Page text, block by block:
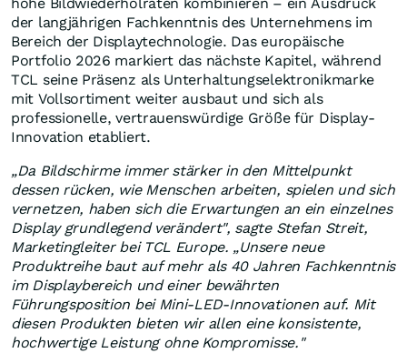
der langjährigen Fachkenntnis des Unternehmens im
Bereich der Displaytechnologie. Das europäische
Portfolio 2026 markiert das nächste Kapitel, während
TCL seine Präsenz als Unterhaltungselektronikmarke
mit Vollsortiment weiter ausbaut und sich als
professionelle, vertrauenswürdige Größe für Display-
Innovation etabliert.
„Da Bildschirme immer stärker in den Mittelpunkt
dessen rücken, wie Menschen arbeiten, spielen und sich
vernetzen, haben sich die Erwartungen an ein einzelnes
Display grundlegend verändert", sagte Stefan Streit,
Marketingleiter bei TCL Europe. „Unsere neue
Produktreihe baut auf mehr als 40 Jahren Fachkenntnis
im Displaybereich und einer bewährten
Führungsposition bei Mini-LED-Innovationen auf. Mit
diesen Produkten bieten wir allen eine konsistente,
hochwertige Leistung ohne Kompromisse."